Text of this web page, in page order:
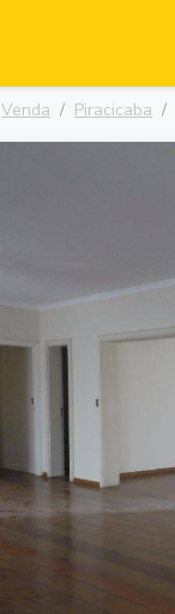
Venda Piracicaba